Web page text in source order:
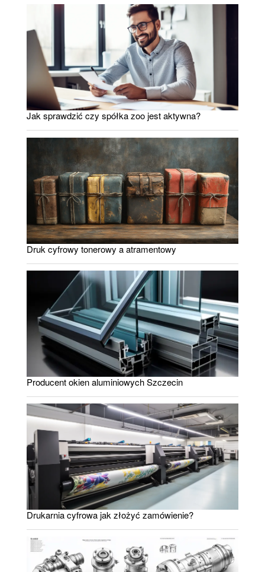
Jak sprawdzić czy spółka zoo jest aktywna?
Druk cyfrowy tonerowy a atramentowy
Producent okien aluminiowych Szczecin
Drukarnia cyfrowa jak złożyć zamówienie?